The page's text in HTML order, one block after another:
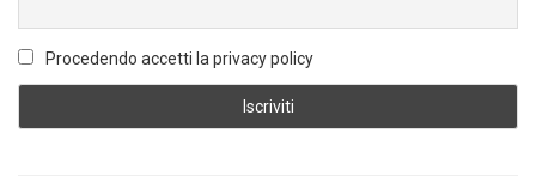
Procedendo accetti la privacy policy